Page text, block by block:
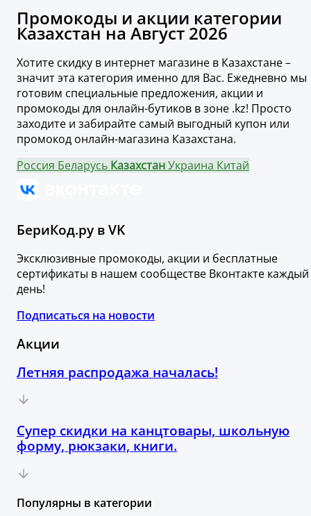
Промокоды и акции категории
Казахстан на Август 2026
Хотите скидку в интернет магазине в Казахстане –
значит эта категория именно для Вас. Ежедневно мы
готовим специальные предложения, акции и
промокоды для онлайн-бутиков в зоне .kz! Просто
заходите и забирайте самый выгодный купон или
промокод онлайн-магазина Казахстана.
Россия Беларусь КазахстанУкраина Китай
БериКод.ру в VK
Эксклюзивные промокоды, акции и бесплатные
сертификаты в нашем сообществе Вконтакте каждый
день!
Подписаться на новости
Акции
Летняя распродажа началась!
Супер скидки на канцтовары, школьную
форму, рюкзаки, книги.
Популярны в категории